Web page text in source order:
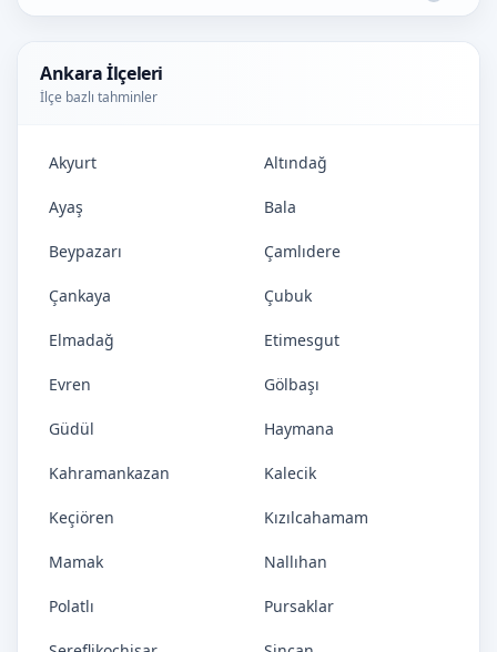
Ankara İlçeleri
İlçe bazlı tahminler
Akyurt Altındağ
Ayaş Bala
Beypazarı Çamlıdere
Çankaya Çubuk
Elmadağ Etimesgut
Evren Gölbaşı
Güdül Haymana
Kahramankazan Kalecik
Keçiören Kızılcahamam
Mamak Nallıhan
Polatlı Pursaklar